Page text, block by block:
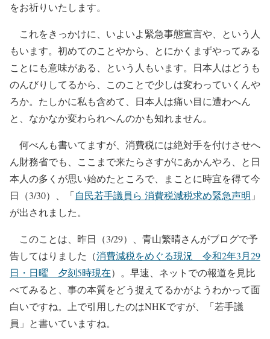
をお祈りいたします。
これをきっかけに、いよいよ緊急事態宣言や、という人
もいます。初めてのことやから、とにかくまずやってみる
ことにも意味がある、という人もいます。日本人はどうも
のんびりしてるから、このことで少しは変わっていくんや
ろか。たしかに私も含めて、日本人は痛い目に遭わへん
と、なかなか変わられへんのかも知れません。
何べんも書いてますが、消費税には絶対手を付けさせへ
ん財務省でも、ここまで来たらさすがにあかんやろ、と日
本人の多くが思い始めたところで、まことに時宜を得て今
日（3/30）、「自民若手議員ら 消費税減税求め緊急声明 」
が出されました。
このことは、昨日（3/29）、青山繁晴さんがブログで予
告してはりました（消費減税をめぐる現況 令和2年3月29
日・日曜 夕刻5時現在）。早速、ネットでの報道を見比
べてみると、事の本質をどう捉えてるかがようわかって面
白いですね。上で引用したのはNHKですが、「若手議
員」と書いていますね。